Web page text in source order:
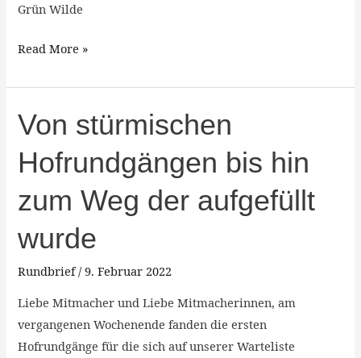
Grün Wilde
Read More »
Von stürmischen
Hofrundgängen bis hin
zum Weg der aufgefüllt
wurde
Rundbrief/9. Februar 2022
Liebe Mitmacher und Liebe Mitmacherinnen, am
vergangenen Wochenende fanden die ersten
Hofrundgänge für die sich auf unserer Warteliste
Von
stürmischen
Hofrundgängen
hin
Weg
der
wurde